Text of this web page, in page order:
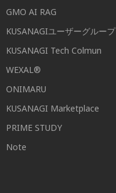
GMO AI RAG
KUSANAGIユーザーグループ
KUSANAGI Tech Colmun
WEXAL®
ONIMARU
KUSANAGI Marketplace
PRIME STUDY
Note